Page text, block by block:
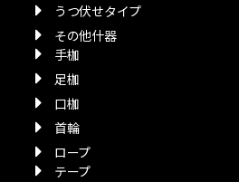
うつ伏せタイプ
その他什器
手枷
足枷
口枷
首輪
ロープ
テープ